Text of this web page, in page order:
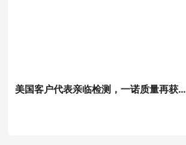
美国客户代表亲临检测，一诺质量再获客